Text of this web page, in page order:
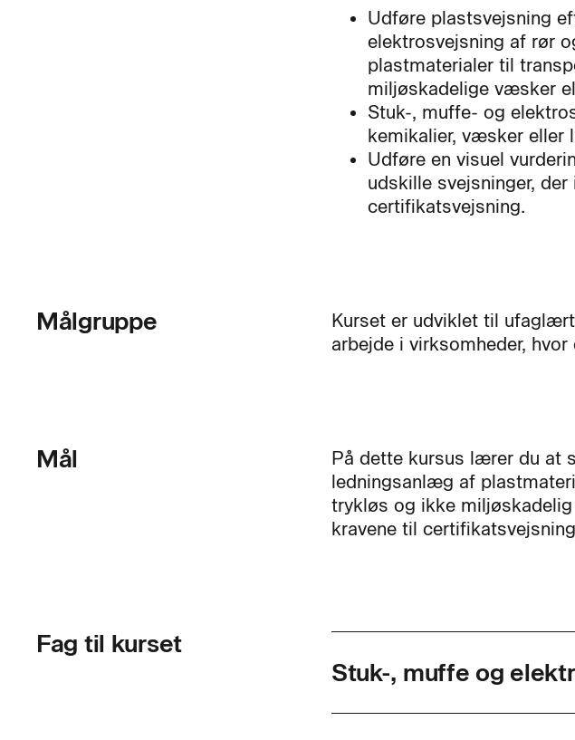
Udføre plastsvejsning
elektrosvejsning af rør
plastmaterialer til
miljøskadelige væsker
Stuk-, muffe- og
kemikalier, væsker eller
Udføre en visuel
udskille svejsninger,
certifikatsvejsning.
Målgruppe
Kurset er udviklet til
arbejde i virksomheder,
Mål
På dette kursus lærer du at
ledningsanlæg af
trykløs og ikke
kravene til
Fag til kurset
Stuk-, muffe og